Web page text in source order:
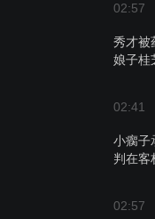
02:57
秀才被
娘子桂
02:41
小瘸子
判在客
02:57